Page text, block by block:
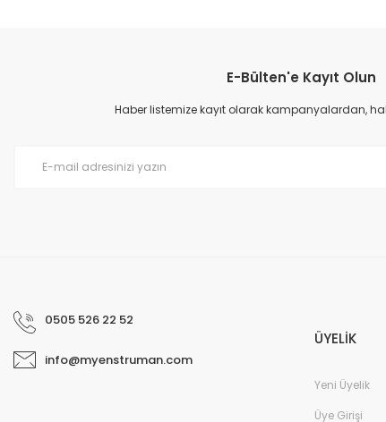
Ürün resmi kalitesiz, bozuk veya görüntülenemiyor.
Ürün açıklamasında eksik bilgiler bulunuyor.
E-Bülten'e Kayıt Olun
Haber listemize kayıt olarak kampanyalardan,
0505 526 22 52
info@myenstruman.com
ÜYELİK
Yeni Üyelik
Üye Girişi